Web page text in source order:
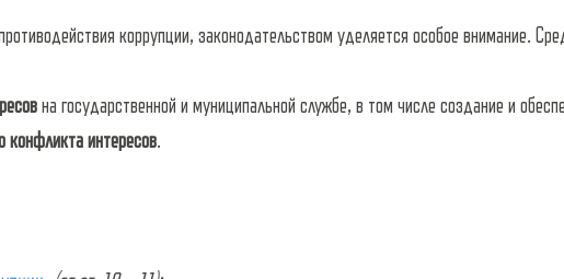
коррупции, законодательством уделяется особое внимание.
на государственной и муниципальной службе, в том числе создание и
конфликта интересов.